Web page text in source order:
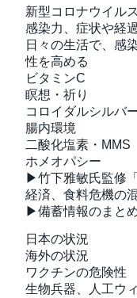
新型コロナウイル
感染力、症状や経
日々の生活で、感
性を高める
ビタミンC
瞑想・祈り
コロイダルシルバ
腸内環境
二酸化塩素・MMS
ホメオパシー
▶竹下雅敏氏監修
経済、食料危機の
▶備蓄情報のまと
日本の状況
海外の状況
ワクチンの危険性
生物兵器、人工ウ